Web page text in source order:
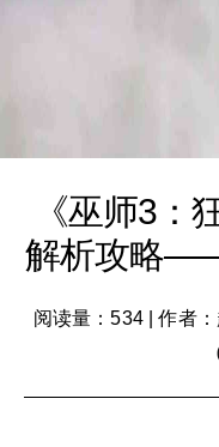
《巫师3：
解析攻略
阅读量：534|作者